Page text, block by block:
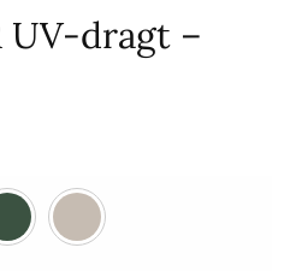
UV-dragt –